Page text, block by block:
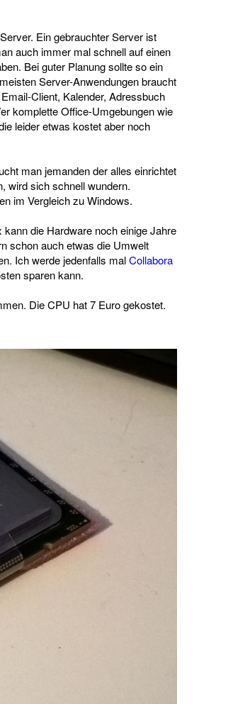
Ein gebrauchter Server ist
auch immer mal schnell auf einen
Bei guter Planung sollte so ein
Server-Anwendungen braucht
Client, Kalender, Adressbuch
komplette Office-Umgebungen wie
leider etwas kostet aber noch
man jemanden der alles einrichtet
wird sich schnell wundern.
im Vergleich zu Windows.
die Hardware noch einige Jahre
schon auch etwas die Umwelt
Ich werde jedenfalls malCollabora
sparen kann.
Die CPU hat 7 Euro gekostet.